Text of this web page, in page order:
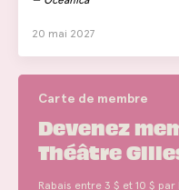
20 mai 2027
Carte de membre
Devenez
Théâtre
Rabais entre 3 $ et 10 $